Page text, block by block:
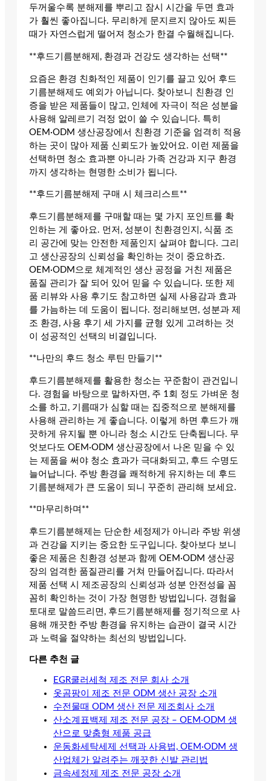
두꺼울수록 분해제를 뿌리고 잠시 시간을 두면 효과
가 훨씬 좋아집니다. 무리하게 문지르지 않아도 찌든
때가 자연스럽게 떨어져 청소가 한결 수월해집니다.
**후드기름분해제, 환경과 건강도 생각하는 선택**
요즘은 환경 친화적인 제품이 인기를 끌고 있어 후드
기름분해제도 예외가 아닙니다. 찾아보니 친환경 인
증을 받은 제품들이 많고, 인체에 자극이 적은 성분을
사용해 알레르기 걱정 없이 쓸 수 있습니다. 특히
OEM·ODM 생산공장에서 친환경 기준을 엄격히 적용
하는 곳이 많아 제품 신뢰도가 높았어요. 이런 제품을
선택하면 청소 효과뿐 아니라 가족 건강과 지구 환경
까지 생각하는 현명한 소비가 됩니다.
**후드기름분해제 구매 시 체크리스트**
후드기름분해제를 구매할 때는 몇 가지 포인트를 확
인하는 게 좋아요. 먼저, 성분이 친환경인지, 식품 조
리 공간에 맞는 안전한 제품인지 살펴야 합니다. 그리
고 생산공장의 신뢰성을 확인하는 것이 중요하죠.
OEM·ODM으로 체계적인 생산 공정을 거친 제품은
품질 관리가 잘 되어 있어 믿을 수 있습니다. 또한 제
품 리뷰와 사용 후기도 참고하면 실제 사용감과 효과
를 가늠하는 데 도움이 됩니다. 정리해보면, 성분과 제
조 환경, 사용 후기 세 가지를 균형 있게 고려하는 것
이 성공적인 선택의 비결입니다.
**나만의 후드 청소 루틴 만들기**
후드기름분해제를 활용한 청소는 꾸준함이 관건입니
다. 경험을 바탕으로 말하자면, 주 1회 정도 가벼운 청
소를 하고, 기름때가 심할 때는 집중적으로 분해제를
사용해 관리하는 게 좋습니다. 이렇게 하면 후드가 깨
끗하게 유지될 뿐 아니라 청소 시간도 단축됩니다. 무
엇보다도 OEM·ODM 생산공장에서 나온 믿을 수 있
는 제품을 써야 청소 효과가 극대화되고, 후드 수명도
늘어납니다. 주방 환경을 쾌적하게 유지하는 데 후드
기름분해제가 큰 도움이 되니 꾸준히 관리해 보세요.
**마무리하며**
후드기름분해제는 단순한 세정제가 아니라 주방 위생
과 건강을 지키는 중요한 도구입니다. 찾아보다 보니
좋은 제품은 친환경 성분과 함께 OEM·ODM 생산공
장의 엄격한 품질관리를 거쳐 만들어집니다. 따라서
제품 선택 시 제조공장의 신뢰성과 성분 안전성을 꼼
꼼히 확인하는 것이 가장 현명한 방법입니다. 경험을
토대로 말씀드리면, 후드기름분해제를 정기적으로 사
용해 깨끗한 주방 환경을 유지하는 습관이 결국 시간
과 노력을 절약하는 최선의 방법입니다.
다른 추천 글
EGR쿨러세척 제조 전문 회사 소개
옷곰팡이 제조 전문 ODM 생산 공장 소개
수전물때 ODM 생산 전문 제조회사 소개
산소계표백제 제조 전문 공장 – OEM·ODM 생
산으로 맞춤형 제품 공급
운동화세탁세제 선택과 사용법, OEM·ODM 생
산업체가 알려주는 깨끗한 신발 관리법
금속세정제 제조 전문 공장 소개